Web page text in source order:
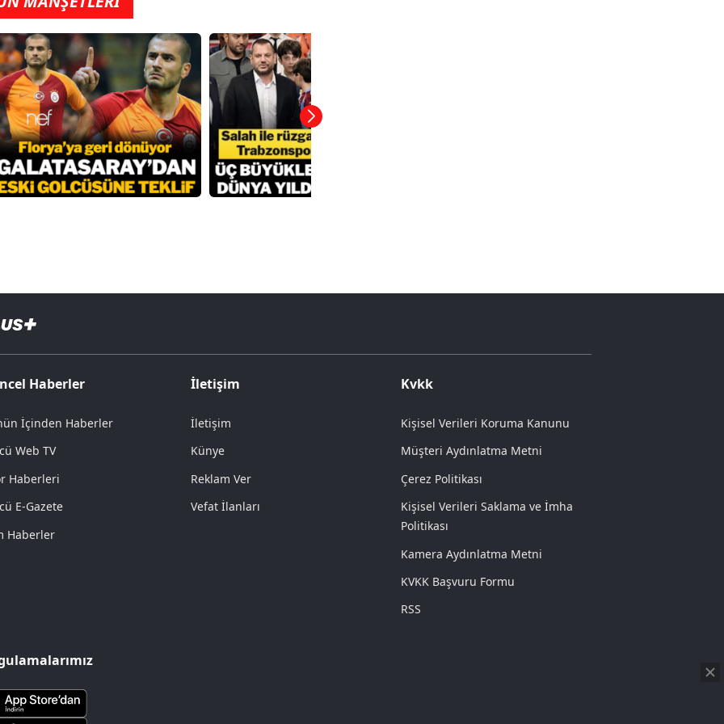
Haberler
İçinden Haberler
Web TV
Haberleri
E-Gazete
Haberler
İletişim
İletişim
Künye
Reklam Ver
Vefat İlanları
Kvkk
Kişisel Verileri Koruma Kanunu
Müşteri Aydınlatma Metni
Çerez Politikası
Kişisel Verileri Saklama ve İmha
Politikası
Kamera Aydınlatma Metni
KVKK Başvuru Formu
RSS